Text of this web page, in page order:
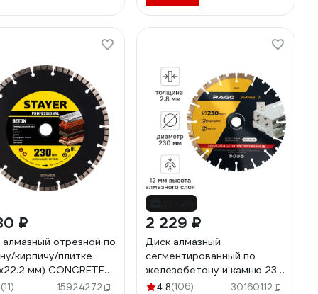
₽
отрезной по
кирпичу/плитке
мм) CONCRETE
Stayer 3660-
(11) 15924272
2 229 ₽
Диск алмазный
сегментированный по
железобетону и камню 230
мм RAGE Furious 600131
4.8(106) 30160112